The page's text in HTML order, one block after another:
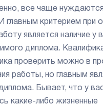
все чаще
главным критерием при
является наличие у
диплома.
проверить можно в
работы, но главным
Бывает, что у
какие-либо жизненные